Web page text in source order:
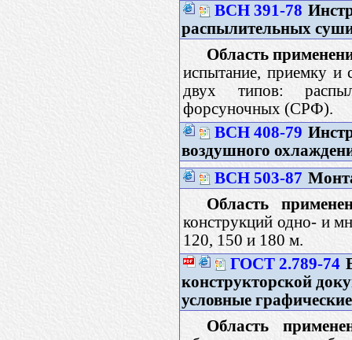
ВСН 391-78
распылительных
Область
испытание, приемку и
двух типов:
форсуночных (СРФ).
ВСН 408-79
воздушного
ВСН 503-87
Область
конструкций одно- и
120, 150 и 180 м.
ГОСТ 2.789-74
конструкторской
условные
Область